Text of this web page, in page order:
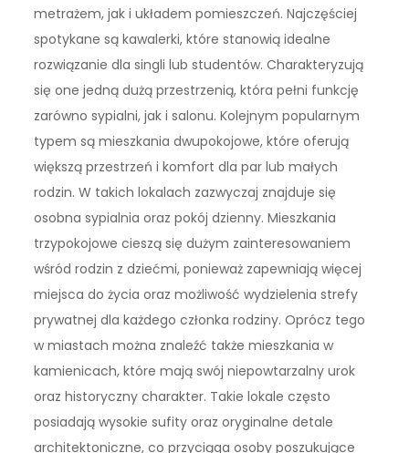
metrażem, jak i układem pomieszczeń. Najczęściej
spotykane są kawalerki, które stanowią idealne
rozwiązanie dla singli lub studentów. Charakteryzują
się one jedną dużą przestrzenią, która pełni funkcję
zarówno sypialni, jak i salonu. Kolejnym popularnym
typem są mieszkania dwupokojowe, które oferują
większą przestrzeń i komfort dla par lub małych
rodzin. W takich lokalach zazwyczaj znajduje się
osobna sypialnia oraz pokój dzienny. Mieszkania
trzypokojowe cieszą się dużym zainteresowaniem
wśród rodzin z dziećmi, ponieważ zapewniają więcej
miejsca do życia oraz możliwość wydzielenia strefy
prywatnej dla każdego członka rodziny. Oprócz tego
w miastach można znaleźć także mieszkania w
kamienicach, które mają swój niepowtarzalny urok
oraz historyczny charakter. Takie lokale często
posiadają wysokie sufity oraz oryginalne detale
architektoniczne, co przyciąga osoby poszukujące